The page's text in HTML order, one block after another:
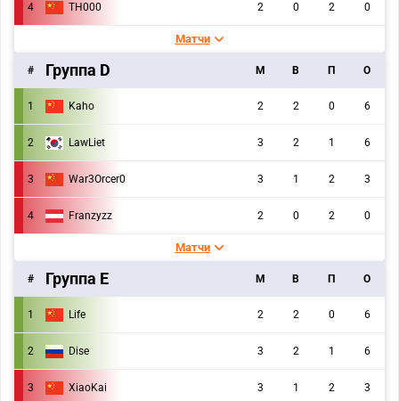
4 TH000 2 0 2 0
Матчи
# Группа D M В П О
1 Kaho 2 2 0 6
2 LawLiet 3 2 1 6
3 War3Orcer0 3 1 2 3
4 Franzyzz 2 0 2 0
Матчи
# Группа E M В П О
1 Life 2 2 0 6
2 Dise 3 2 1 6
3 XiaoKai 3 1 2 3